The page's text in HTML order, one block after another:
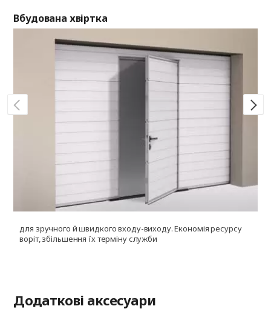
Вбудована хвіртка
для зручного й швидкого входу-виходу. Економія ресурсу
воріт, збільшення їх терміну служби
Додаткові аксесуари